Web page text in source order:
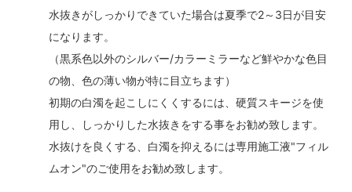
水抜きがしっかりできていた場合は夏季で2～3日が目安
になります。
（黒系色以外のシルバー/カラーミラーなど鮮やかな色目
の物、色の薄い物が特に目立ちます）
初期の白濁を起こしにくくするには、硬質スキージを使
用し、しっかりした水抜きをする事をお勧め致します。
水抜けを良くする、白濁を抑えるには専用施工液"フィル
ムオン"のご使用をお勧め致します。